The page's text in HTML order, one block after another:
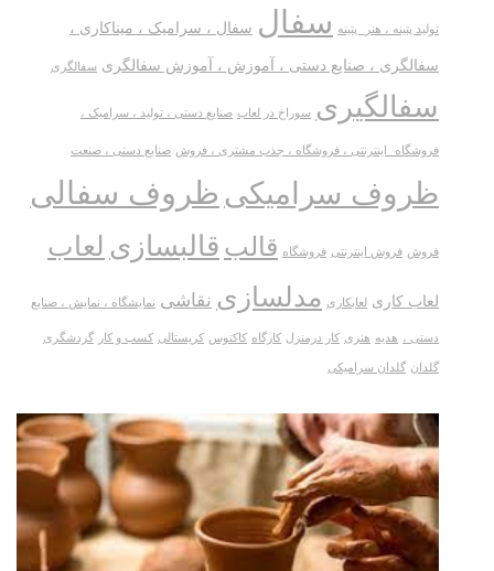
تولید پتینه ، هنر_پتینه سفال سفال ، سرامیک ، میناکاری ،
سفالگری ، صنایع دستی ، آموزش ، آموزش سفالگری سفالگری
سفالگیری سوراخ در لعاب صنایع دستی ، تولید ، سرامیک ،
فروشگاه_اینترنتی ، فروشگاه ، جذب مشتری ، فروش صنایع دستی ، صنعت
ظروف سرامیکی ظروف سفالی
فروش فروش اینترنتی فروشگاه قالب قالبسازی لعاب
لعاب کاری لعابکاری مدلسازی نقاشی نمایشگاه ، نمایش ، صنایع
دستی ، هدیه هنری کار درمنزل کارگاه کاکتوس کریستالی کسب و کار گردشگری
گلدان گلدان سرامیکی